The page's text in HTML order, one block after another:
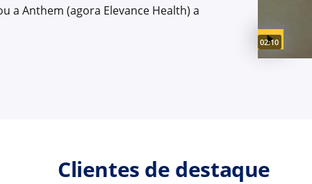
a Anthem (agora Elevance Health) a
Video duration:
02:10
Clientes de destaque